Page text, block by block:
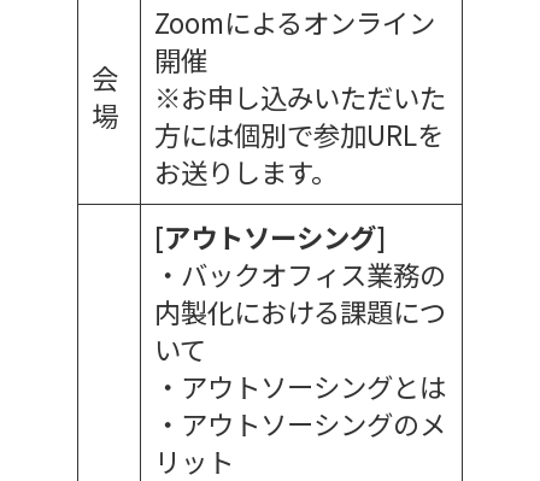
会
場
Zoomによるオンライン
開催
※お申し込みいただいた
方には個別で参加URLを
お送りします。
[アウトソーシング]
・バックオフィス業務の
内製化における課題につ
いて
・アウトソーシングとは
・アウトソーシングのメ
リット